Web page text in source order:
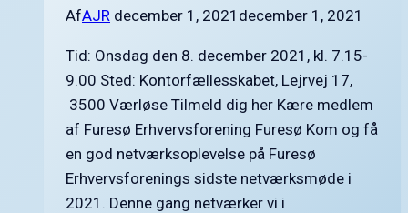
AfAJR december 1, 2021 december 1, 2021
Tid: Onsdag den 8. december 2021, kl. 7.15-
9.00 Sted: Kontorfællesskabet, Lejrvej 17,
3500 Værløse Tilmeld dig her Kære medlem
af Furesø Erhvervsforening Furesø Kom og få
en god netværksoplevelse på Furesø
Erhvervsforenings sidste netværksmøde i
2021. Denne gang netværker vi i